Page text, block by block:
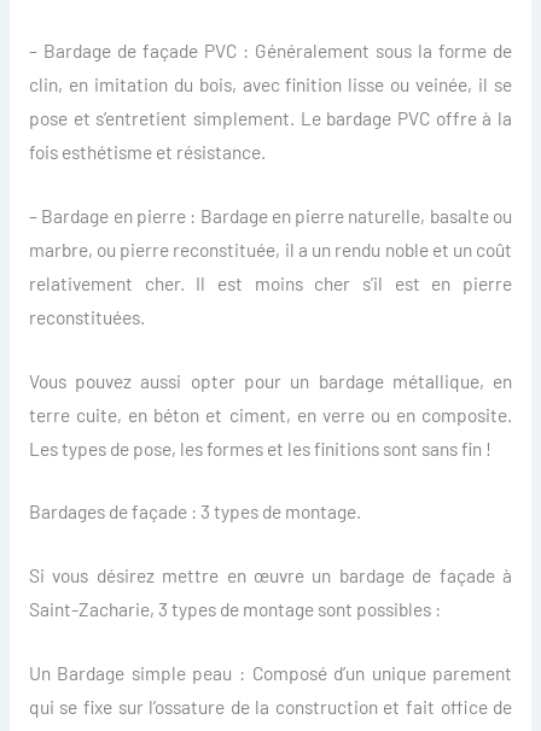
– Bardage de façade PVC : Généralement sous la forme de
clin, en imitation du bois, avec finition lisse ou veinée, il se
pose et s’entretient simplement. Le bardage PVC offre à la
fois esthétisme et résistance.
– Bardage en pierre : Bardage en pierre naturelle, basalte ou
marbre, ou pierre reconstituée, il a un rendu noble et un coût
relativement cher. Il est moins cher s’il est en pierre
reconstituées.
Vous pouvez aussi opter pour un bardage métallique, en
terre cuite, en béton et ciment, en verre ou en composite.
Les types de pose, les formes et les finitions sont sans fin !
Bardages de façade : 3 types de montage.
Si vous désirez mettre en œuvre un bardage de façade à
Saint-Zacharie, 3 types de montage sont possibles :
Un Bardage simple peau : Composé d’un unique parement
qui se fixe sur l’ossature de la construction et fait office de